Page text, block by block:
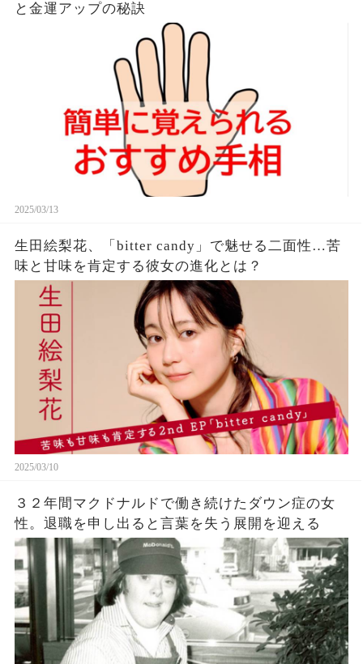
と金運アップの秘訣
2025/03/13
生田絵梨花、「bitter candy」で魅せる二面性…苦
味と甘味を肯定する彼女の進化とは？
2025/03/10
３２年間マクドナルドで働き続けたダウン症の女
性。退職を申し出ると言葉を失う展開を迎える